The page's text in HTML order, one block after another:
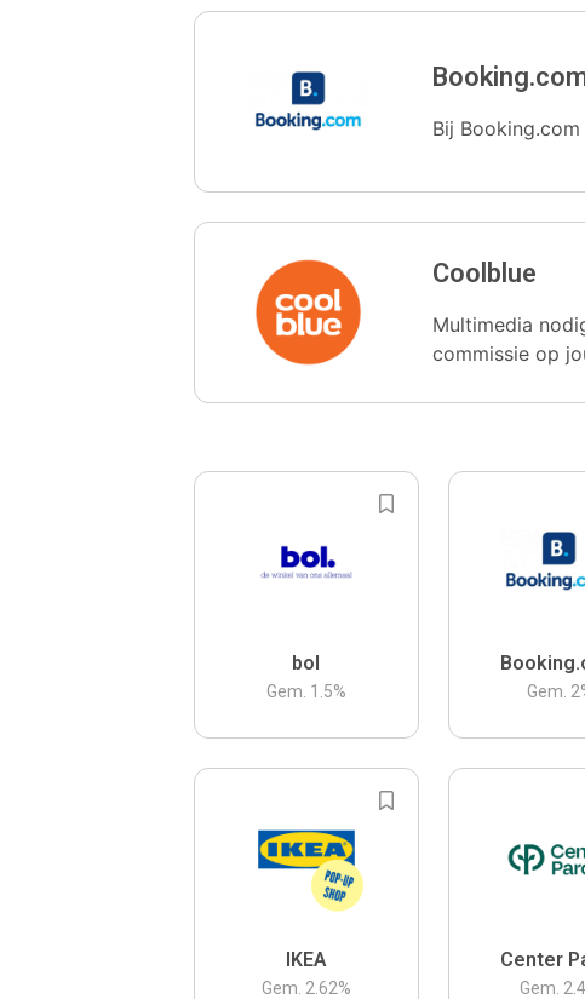
Bij
Coolblue
Multimedia
commissie op
bol
Gem. 1.5% Gem. 2
IKEA
Gem. 2.62%
Center
Gem. 2.4